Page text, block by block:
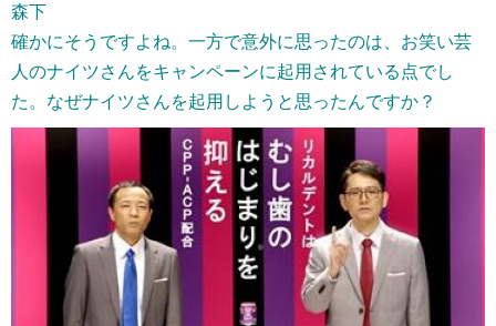
森下
確かにそうですよね。一方で意外に思ったのは、お笑い芸
人のナイツさんをキャンペーンに起用されている点でし
た。なぜナイツさんを起用しようと思ったんですか？